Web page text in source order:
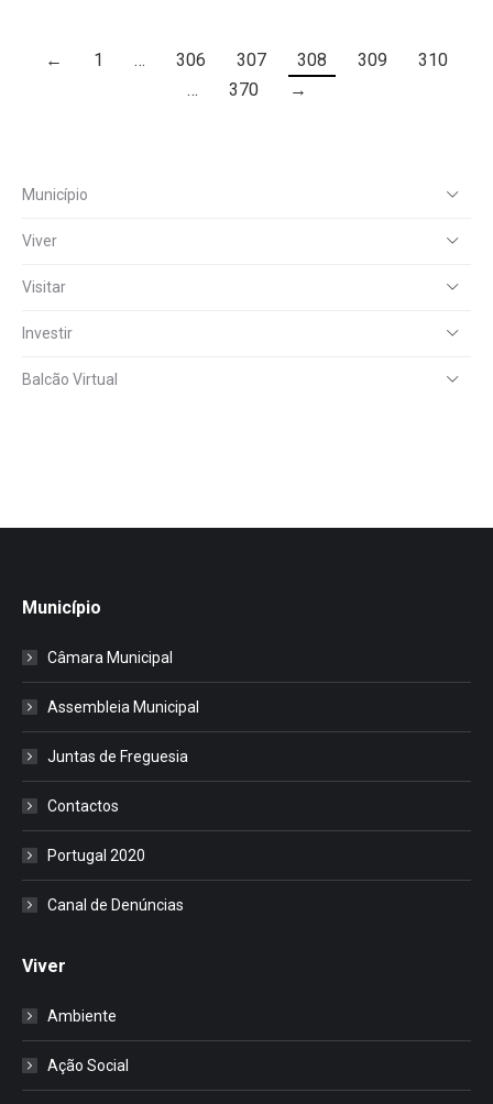
← 1 … 306 307 308 309
310
…
370 →
Município
Viver
Visitar
Investir
Balcão Virtual
Município
Câmara Municipal
Assembleia Municipal
Juntas de Freguesia
Contactos
Portugal 2020
Canal de Denúncias
Viver
Ambiente
Ação Social